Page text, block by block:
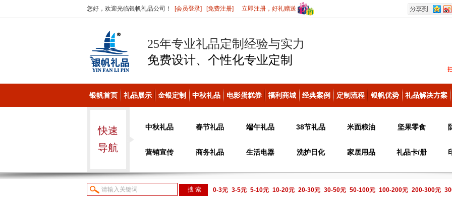
您好，欢迎光临银帆礼品公司！ [会员登录] [免费注册] 立即注册，好礼赠送
25年专业礼品定制经验与实力
免费设计、个性化专业定制
银帆首页 礼品展示 金银定制 中秋礼品 电影蛋糕券 福利商城 经典案例 定制流程 银帆优势 礼品解决方案
快速
导航
中秋礼品 春节礼品 端午礼品 38节礼品 米面粮油 坚果零食
营销宣传 商务礼品 生活电器 洗护日化 家居用品 礼品卡/册
0-3元 3-5元 5-10元 10-20元 20-30元 30-50元 50-100元 100-200元 200-300元